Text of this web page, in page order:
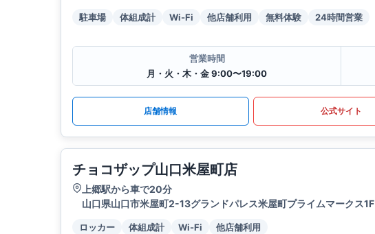
駐車場 体組成計 Wi-Fi 他店舗利用 無料体験 24時間営業
営業時間
月・火・木・金 9:00〜19:00
店舗情報 公式サイト
チョコザップ山口米屋町店
上郷駅から車で20分
山口県山口市米屋町2-13グランドパレス米屋町プライムマークス1F
ロッカー 体組成計 Wi-Fi 他店舗利用